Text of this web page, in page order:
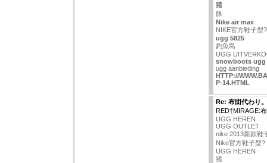
猪
豚
Nike air max
NIKE官方鞋子型?
ugg 5825
釣魚島
UGG
snowboots ugg
ugg aanbieding
HTTP://
P-14.HTML
Re: 布団代わり。
RED†MIRAGE:
UGG HEREN
UGG OUTLET
nike 2013新款鞋
Nike官方鞋子型?
UGG HEREN
猪